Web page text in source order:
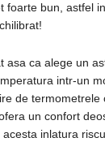
foarte bun, astfel
asa ca alege un
intr-un
de termometrele
un confort
inlatura